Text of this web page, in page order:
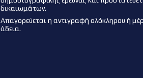
δικαιωμάτων.
Απαγορεύεται η αντιγραφή ολόκληρου ή
άδεια.